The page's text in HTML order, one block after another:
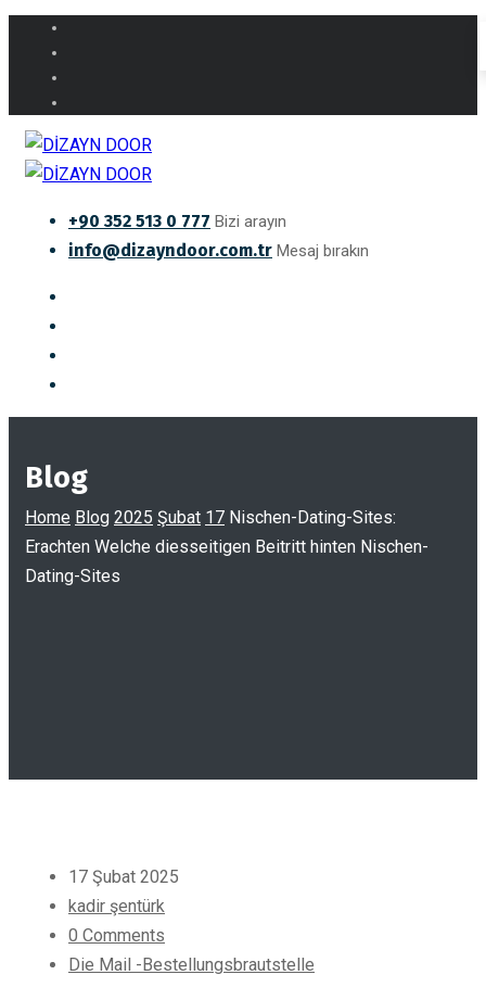
+90 352 513 0 777 Bizi arayın
info@dizayndoor.com.tr Mesaj bırakın
Blog
Home Blog 2025 Şubat 17 Nischen-Dating-Sites:
Erachten Welche diesseitigen Beitritt hinten Nischen-
Dating-Sites
17 Şubat 2025
kadir şentürk
0 Comments
Die Mail -Bestellungsbrautstelle